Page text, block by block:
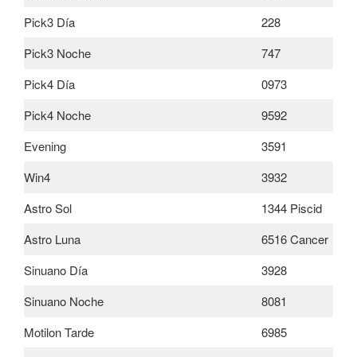
Pick3 Día
228
Pick3 Noche
747
Pick4 Día
0973
Pick4 Noche
9592
Evening
3591
Win4
3932
Astro Sol
1344 Piscid
Astro Luna
6516 Cancer
Sinuano Día
3928
Sinuano Noche
8081
Motilon Tarde
6985